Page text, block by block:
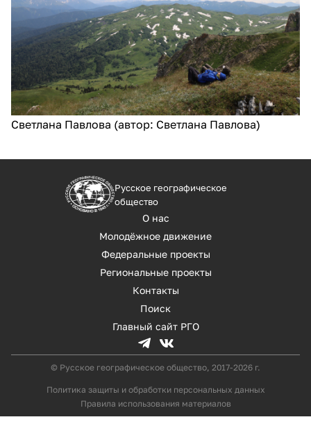
Светлана Павлова (автор: Светлана Павлова)
Русское географическое
общество
О нас
Молодёжное движение
Федеральные проекты
Региональные проекты
Контакты
Поиск
Главный сайт РГО
© Русское географическое общество, 2017-2026 г.
Политика защиты и обработки персональных данных
Правила использования материалов